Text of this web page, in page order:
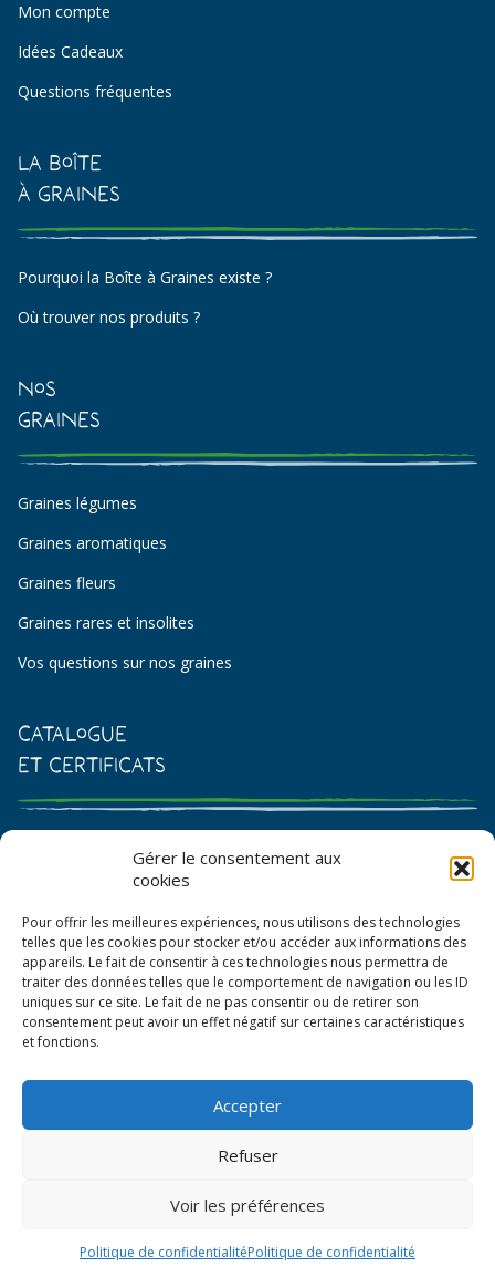
Gérer le consentement aux
cookies
Pour offrir les meilleures expériences, nous utilisons des technologies
telles que les cookies pour stocker et/ou accéder aux informations des
appareils. Le fait de consentir à ces technologies nous permettra de
traiter des données telles que le comportement de navigation ou les ID
uniques sur ce site. Le fait de ne pas consentir ou de retirer son
consentement peut avoir un effet négatif sur certaines caractéristiques
et fonctions.
Accepter
Refuser
Voir les préférences
Politique de confidentialitéPolitique de confidentialité
Mon compte
Idées Cadeaux
Questions fréquentes
La Boîte
à Graines
Pourquoi la Boîte à Graines existe ?
Où trouver nos produits ?
Nos
Graines
Graines légumes
Graines aromatiques
Graines fleurs
Graines rares et insolites
Vos questions sur nos graines
Catalogue
et certificats
Catalogue de graines et semences
Bon de commande